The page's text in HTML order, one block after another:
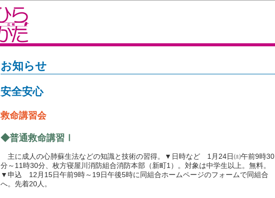
お知らせ
安全安心
救命講習会
◆普通救命講習Ⅰ
主に成人の心肺蘇生法などの知識と技術の習得。▼日時など 1月24日㈯午前9時30
分～11時30分、枚方寝屋川消防組合消防本部（新町1）。対象は中学生以上。無料。
▼申込 12月15日午前9時～19日午後5時に同組合ホームページのフォームで同組合
へ。先着20人。